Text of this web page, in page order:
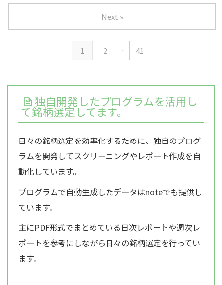
1 2 … 41
Next »
独自開発したプログラムを活用し
て銘柄選定してます。
日々の銘柄選定を効率化するために、独自のプログ
ラムを開発してスクリーニングやレポート作成を自
動化しています。
プログラムで自動生成したデータはnoteでも提供し
ています。
主にPDF形式でまとめている日次レポートや週次レ
ポートを参考にしながら日々の銘柄選定を行ってい
ます。